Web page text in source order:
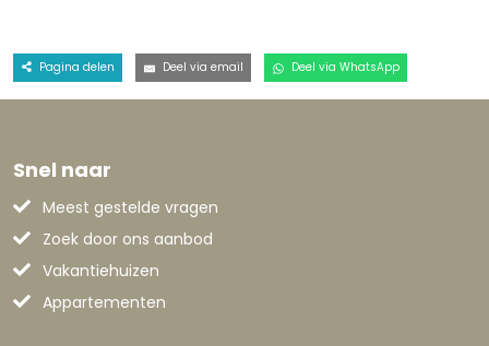
Pagina delen Deel via email Deel via WhatsApp
Snel naar
Meest gestelde vragen
Zoek door ons aanbod
Vakantiehuizen
Appartementen